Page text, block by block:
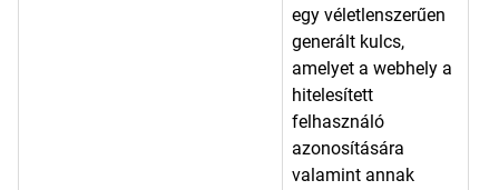
egy véletlenszerűen
generált kulcs,
amelyet a webhely a
hitelesített
felhasználó
azonosítására
valamint annak